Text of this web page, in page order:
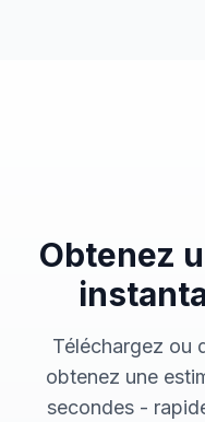
Obtenez
Téléchargez ou
obtenez une
secondes -